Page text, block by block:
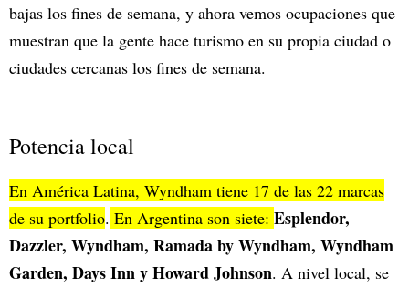
bajas los fines de semana, y ahora vemos ocupaciones que
muestran que la gente hace turismo en su propia ciudad o
ciudades cercanas los fines de semana.
Potencia local
En América Latina, Wyndham tiene 17 de las 22 marcas
de su portfolio. En Argentina son siete: Esplendor,
Dazzler, Wyndham, Ramada by Wyndham, Wyndham
Garden, Days Inn y Howard Johnson. A nivel local, se